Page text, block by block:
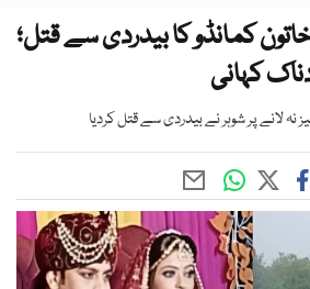
کمانڈو کا بیدردی سے قتل؛
کہانی
نہ لانے پر شوہر نے بیدردی سے قتل کردیا